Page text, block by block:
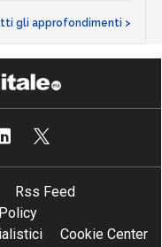
gli approfondimenti >
Rss Feed
Cookie Center